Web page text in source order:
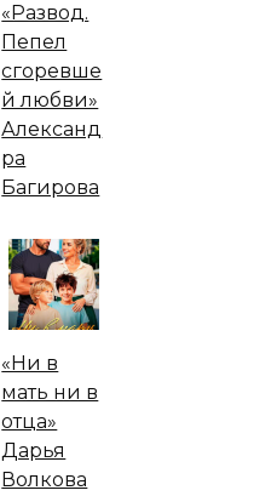
«Развод.
Пепел
сгоревше
й любви»
Александ
ра
Багирова
«Ни в
мать ни в
отца»
Дарья
Волкова